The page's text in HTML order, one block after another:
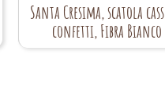
Santa Cresima, scatola
confetti, Fibra Bianco